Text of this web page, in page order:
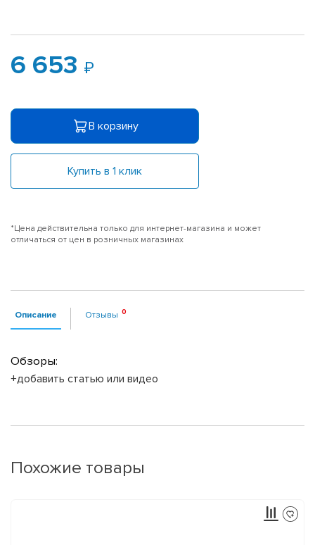
6 653
В корзину
Купить в 1 клик
*Цена действительна только для интернет-магазина и может
отличаться от цен в розничных магазинах
Описание Отзывы
Обзоры:
+добавить статью или видео
Похожие товары